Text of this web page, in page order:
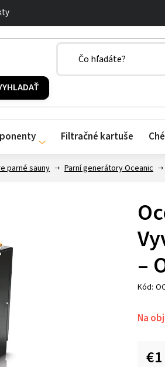
Filtračné kartuše
parné sauny Parní generátory Oceanic
–
Kód:
Na